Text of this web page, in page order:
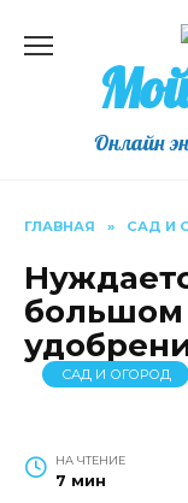
содержанию
Онлайн
ГЛАВНАЯ » САД И
большом
САД И ОГОРОД
НА ЧТЕНИЕ
7 мин